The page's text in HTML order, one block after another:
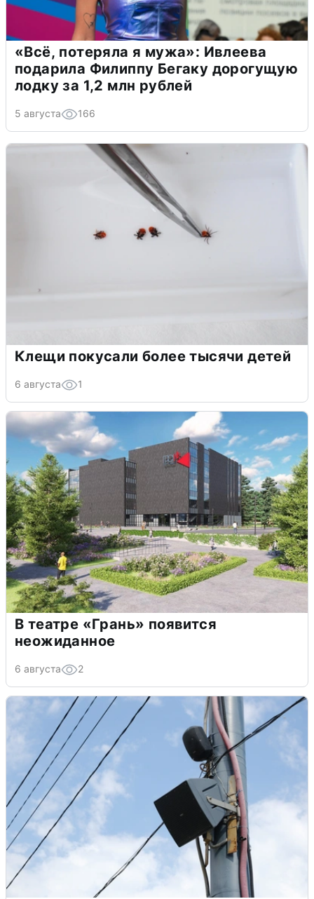
«Всё, потеряла я мужа»: Ивлеева
подарила Филиппу Бегаку дорогущую
лодку за 1,2 млн рублей
5 августа 166
Клещи покусали более тысячи детей
6 августа 1
В театре «Грань» появится
неожиданное
6 августа 2